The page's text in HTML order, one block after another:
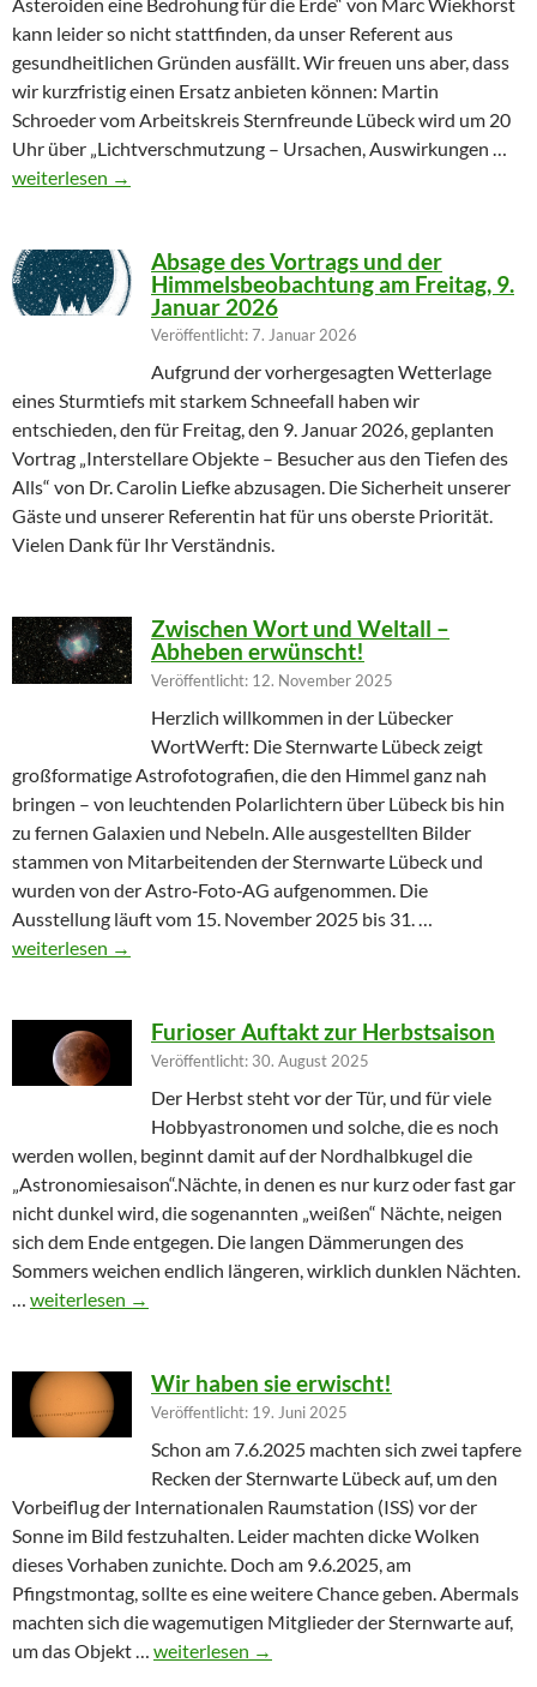
kann leider so nicht stattfinden, da unser Referent aus
gesundheitlichen Gründen ausfällt. Wir freuen uns aber, dass
wir kurzfristig einen Ersatz anbieten können: Martin
Schroeder vom Arbeitskreis Sternfreunde Lübeck wird um 20
Uhr über „Lichtverschmutzung – Ursachen, Auswirkungen …
Geändertes Vortragsthema 06.03.2026
weiterlesen →
Absage des Vortrags und der
Himmelsbeobachtung am Freitag, 9.
Januar 2026
Veröffentlicht: 7. Januar 2026
Aufgrund der vorhergesagten Wetterlage
eines Sturmtiefs mit starkem Schneefall haben wir
entschieden, den für Freitag, den 9. Januar 2026, geplanten
Vortrag „Interstellare Objekte – Besucher aus den Tiefen des
Alls“ von Dr. Carolin Liefke abzusagen. Die Sicherheit unserer
Gäste und unserer Referentin hat für uns oberste Priorität.
Vielen Dank für Ihr Verständnis.
Zwischen Wort und Weltall –
Abheben erwünscht!
Veröffentlicht: 12. November 2025
Herzlich willkommen in der Lübecker
WortWerft: Die Sternwarte Lübeck zeigt
großformatige Astrofotografien, die den Himmel ganz nah
bringen – von leuchtenden Polarlichtern über Lübeck bis hin
zu fernen Galaxien und Nebeln. Alle ausgestellten Bilder
stammen von Mitarbeitenden der Sternwarte Lübeck und
wurden von der Astro‑Foto‑AG aufgenommen. Die
Ausstellung läuft vom 15. November 2025 bis 31. …
Zwischen Wort und Weltall – Abheben erwünscht!
weiterlesen →
Furioser Auftakt zur Herbstsaison
Veröffentlicht: 30. August 2025
Der Herbst steht vor der Tür, und für viele
Hobbyastronomen und solche, die es noch
werden wollen, beginnt damit auf der Nordhalbkugel die
„Astronomiesaison“.Nächte, in denen es nur kurz oder fast gar
nicht dunkel wird, die sogenannten „weißen“ Nächte, neigen
sich dem Ende entgegen. Die langen Dämmerungen des
Sommers weichen endlich längeren, wirklich dunklen Nächten.
… Furioser Auftakt zur Herbstsaison
weiterlesen →
Wir haben sie erwischt!
Veröffentlicht: 19. Juni 2025
Schon am 7.6.2025 machten sich zwei tapfere
Recken der Sternwarte Lübeck auf, um den
Vorbeiflug der Internationalen Raumstation (ISS) vor der
Sonne im Bild festzuhalten. Leider machten dicke Wolken
dieses Vorhaben zunichte. Doch am 9.6.2025, am
Pfingstmontag, sollte es eine weitere Chance geben. Abermals
machten sich die wagemutigen Mitglieder der Sternwarte auf,
um das Objekt … Wir haben sie erwischt!
weiterlesen →